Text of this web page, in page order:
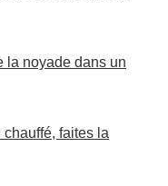
la noyade dans un
faites la